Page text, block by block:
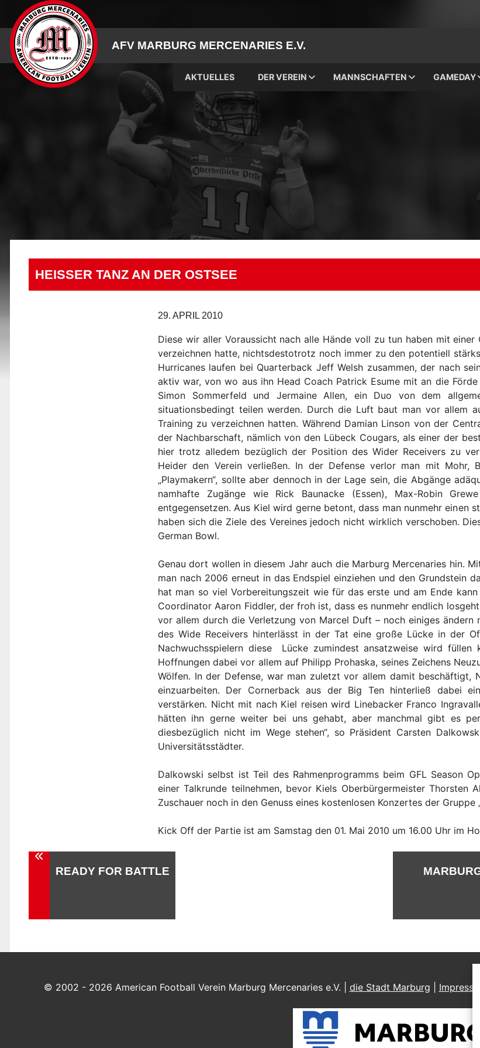
content
AFV MARBURG MERCENARIES E.V.
AKTUELLES DER VEREIN MANNSCHAFTEN GAMEDAY
HEISSER TANZ AN DER OSTSEE
29. APRIL 2010
Diese wir aller Voraussicht nach alle Hände voll zu tun haben mit
verzeichnen hatte, nichtsdestotrotz noch immer zu den potentiell
Hurricanes laufen bei Quarterback Jeff Welsh zusammen, der nach
aktiv war, von wo aus ihn Head Coach Patrick Esume mit an die
Simon Sommerfeld und Jermaine Allen, ein Duo von dem
situationsbedingt teilen werden. Durch die Luft baut man vor allem
Training zu verzeichnen hatten. Während Damian Linson von der
der Nachbarschaft, nämlich von den Lübeck Cougars, als einer der
hier trotz alledem bezüglich der Position des Wider Receivers zu
Heider den Verein verließen. In der Defense verlor man mit Mohr,
„Playmakern“, sollte aber dennoch in der Lage sein, die Abgänge
namhafte Zugänge wie Rick Baunacke (Essen), Max-Robin
entgegensetzen. Aus Kiel wird gerne betont, dass man nunmehr einen
haben sich die Ziele des Vereines jedoch nicht wirklich verschoben.
German Bowl.
Genau dort wollen in diesem Jahr auch die Marburg Mercenaries hin.
man nach 2006 erneut in das Endspiel einziehen und den Grundstein
hat man so viel Vorbereitungszeit wie für das erste und am Ende
Coordinator Aaron Fiddler, der froh ist, dass es nunmehr endlich
vor allem durch die Verletzung von Marcel Duft – noch einiges ändern
des Wide Receivers hinterlässt in der Tat eine große Lücke in der
Nachwuchsspielern diese Lücke zumindest ansatzweise wird
Hoffnungen dabei vor allem auf Philipp Prohaska, seines Zeichens
Wölfen. In der Defense, war man zuletzt vor allem damit beschäftigt,
einzuarbeiten. Der Cornerback aus der Big Ten hinterließ dabei
verstärken. Nicht mit nach Kiel reisen wird Linebacker Franco
hätten ihn gerne weiter bei uns gehabt, aber manchmal gibt es
diesbezüglich nicht im Wege stehen“, so Präsident Carsten
Universitätsstädter.
Dalkowski selbst ist Teil des Rahmenprogramms beim GFL Season
einer Talkrunde teilnehmen, bevor Kiels Oberbürgermeister Thorsten
Zuschauer noch in den Genuss eines kostenlosen Konzertes der Gruppe
Kick Off der Partie ist am Samstag den 01. Mai 2010 um 16.00 Uhr im
Beitragsnavigation
READY FOR BATTLE
© 2002 - 2026 American Football Verein Marburg Mercenaries e.V. | die Stadt Marburg